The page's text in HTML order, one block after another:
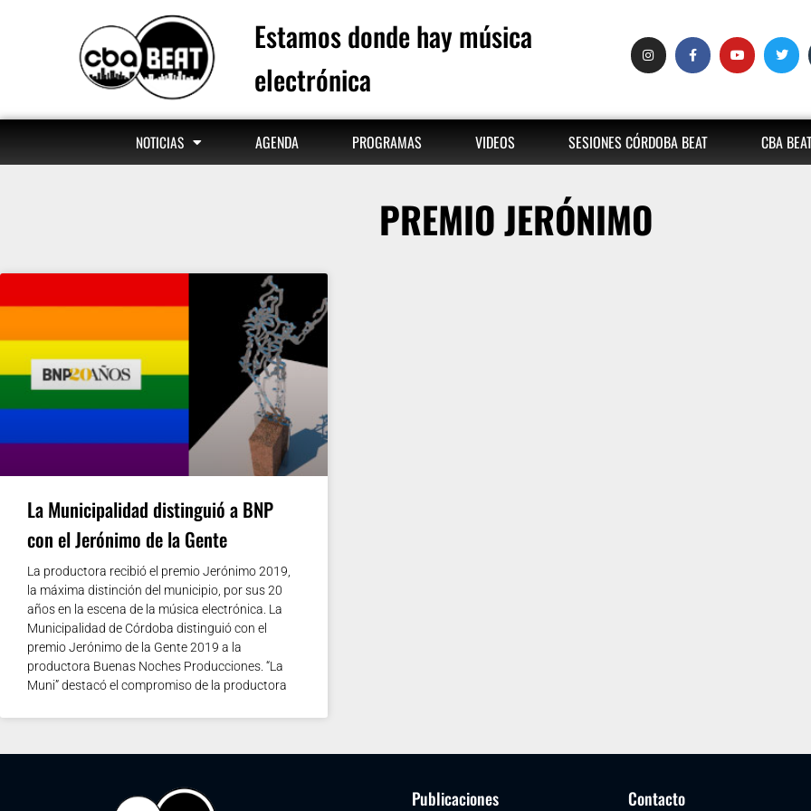
Estamos donde hay música
electrónica
NOTICIAS AGENDA PROGRAMAS VIDEOS SESIONES CÓRDOBA BEAT CBA
PREMIO JERÓNIMO
La Municipalidad distinguió a BNP
con el Jerónimo de la Gente
La productora recibió el premio Jerónimo 2019,
la máxima distinción del municipio, por sus 20
años en la escena de la música electrónica. La
Municipalidad de Córdoba distinguió con el
premio Jerónimo de la Gente 2019 a la
productora Buenas Noches Producciones. “La
Muni” destacó el compromiso de la productora
Publicaciones Contacto